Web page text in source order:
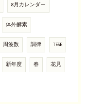
8月カレンダー
体外酵素
周波数 調律 TESE
新年度 春 花見